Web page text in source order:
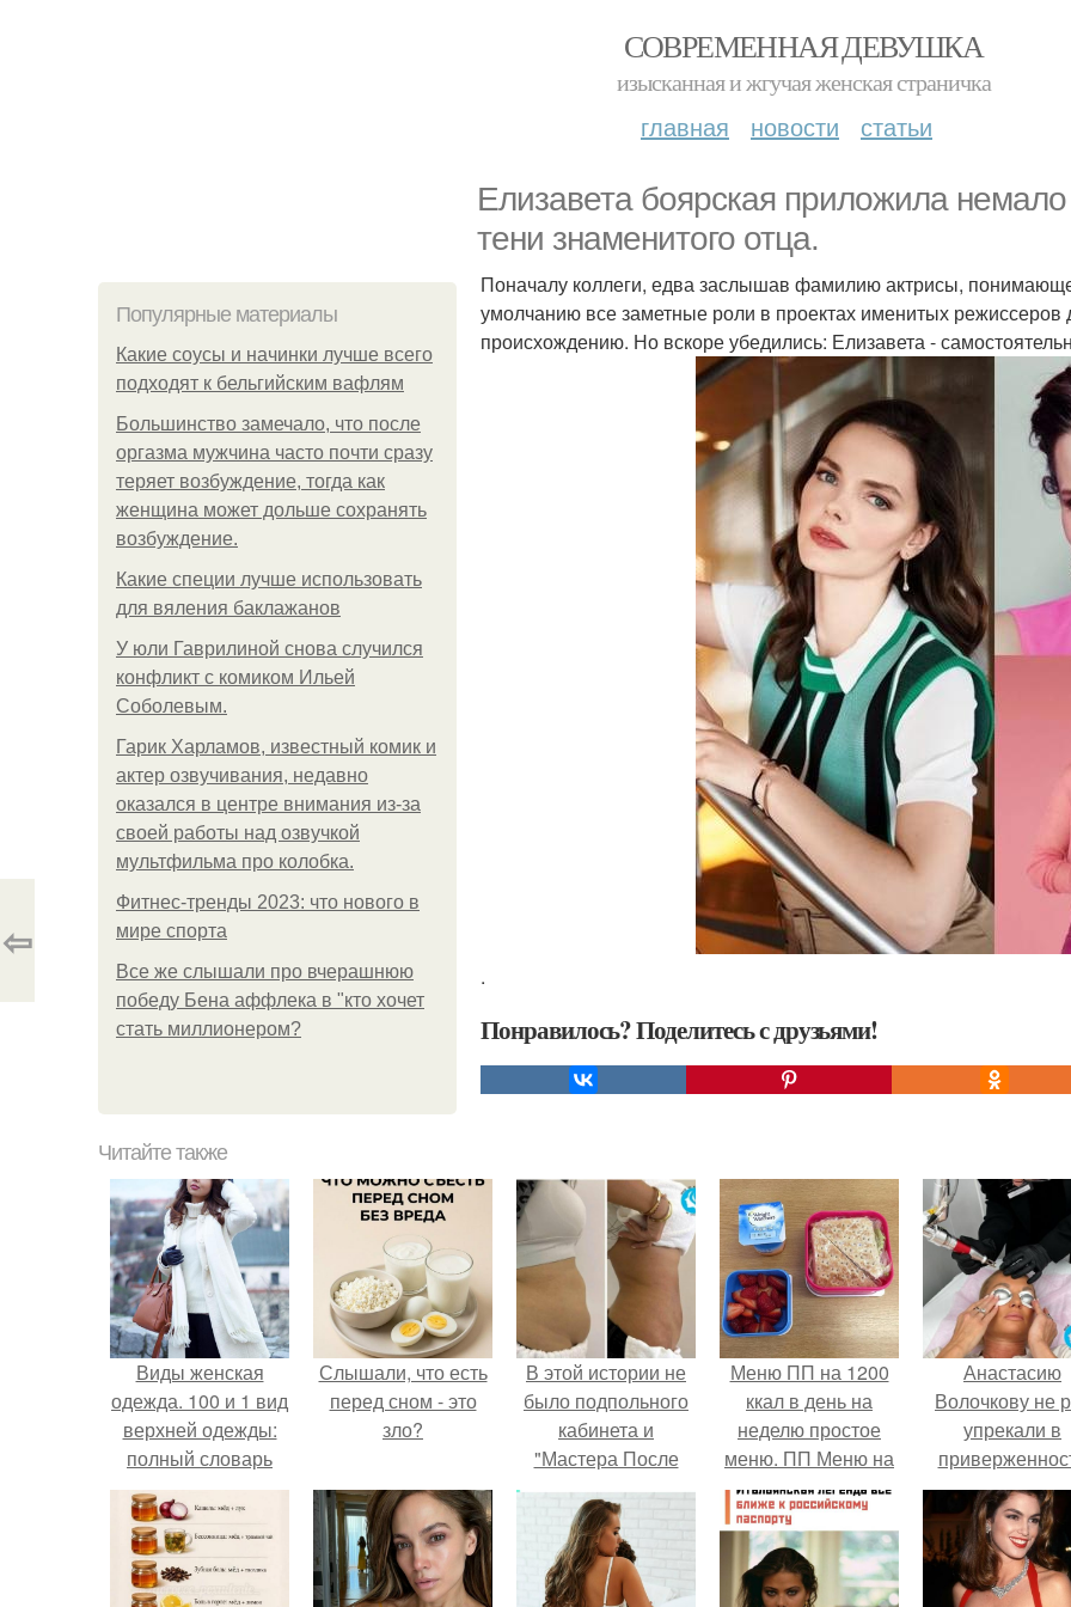
СОВРЕМЕННАЯ ДЕВУШКА
изысканная и жгучая женская страничка
главная новости статьи
Елизавета боярская приложила
тени знаменитого отца.
Популярные материалы
Какие соусы и начинки лучше всего
подходят к бельгийским вафлям
Большинство замечало, что после
оргазма мужчина часто почти сразу
теряет возбуждение, тогда как
женщина может дольше сохранять
возбуждение.
Какие специи лучше использовать
для вяления баклажанов
У юли Гаврилиной снова случился
конфликт с комиком Ильей
Соболевым.
Гарик Харламов, известный комик и
актер озвучивания, недавно
оказался в центре внимания из-за
своей работы над озвучкой
мультфильма про колобка.
Фитнес-тренды 2023: что нового в
мире спорта
Все же слышали про вчерашнюю
победу Бена аффлека в "кто хочет
стать миллионером?
Поначалу коллеги, едва заслышав фамилию актрисы,
умолчанию все заметные роли в проектах именитых режиссеров
происхождению. Но вскоре убедились: Елизавета -
.
Понравилось? Поделитесь с друзьями!
⇦
Читайте также
Виды женская
одежда. 100 и 1 вид
верхней одежды:
полный словарь
видов пальто,
курток и прочего
Слышали, что есть
перед сном - это
зло?
В этой истории не
было подпольного
кабинета и
"Мастера После
Двухнедельных
Курсов".
Меню ПП на 1200
ккал в день на
неделю простое
меню. ПП Меню на
неделю
Анастасию
Волочкову не
упрекали в
устаревшим
процедурам.